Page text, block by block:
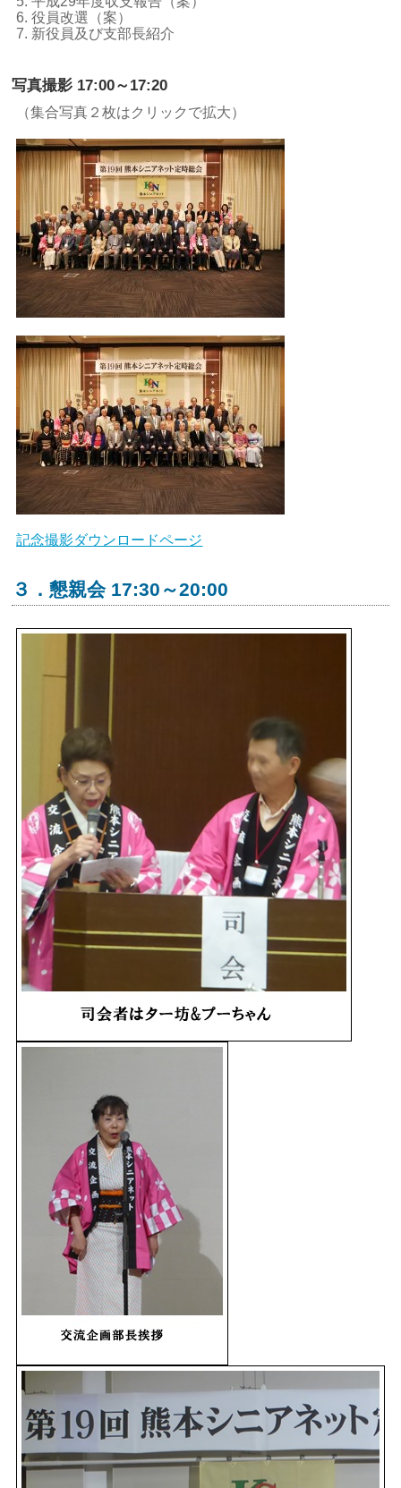
6. 役員改選（案）
7. 新役員及び支部長紹介
写真撮影 17:00～17:20
（集合写真２枚はクリックで拡大）
記念撮影ダウンロードページ
３．懇親会 17:30～20:00